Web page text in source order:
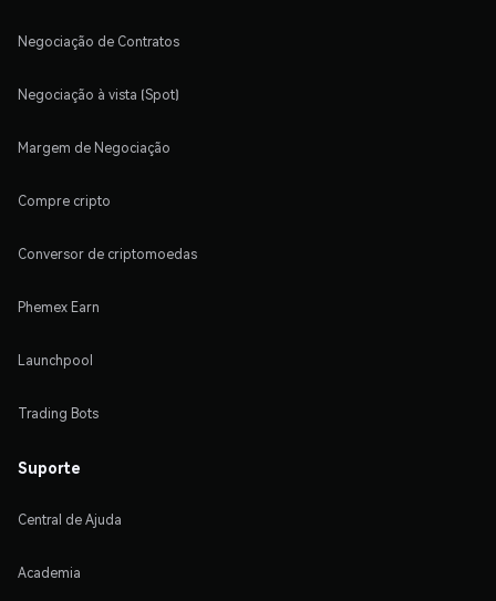
Negociação de Contratos
Negociação à vista (Spot)
Margem de Negociação
Compre cripto
Conversor de criptomoedas
Phemex Earn
Launchpool
Trading Bots
Suporte
Central de Ajuda
Academia